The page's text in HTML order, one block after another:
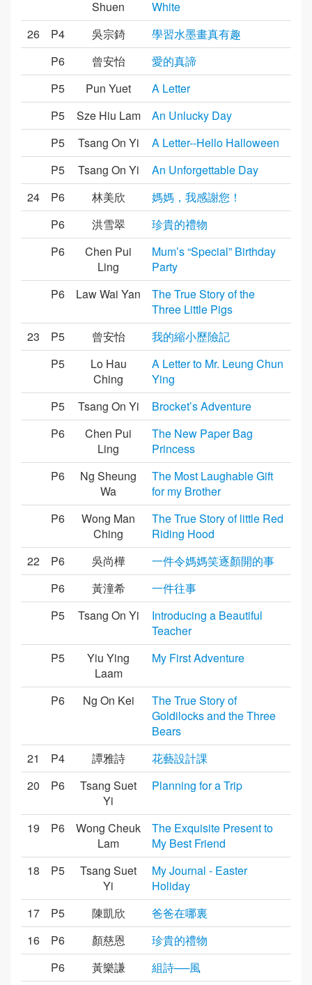
Shuen
White
26
P4 吳宗錡
學習水墨畫真有趣
P6
曾安怡
愛的真諦
P5
Pun Yuet
A Letter
P5
Sze Hiu Lam
An Unlucky Day
P5
Tsang On Yi
A Letter--Hello Halloween
P5
Tsang On Yi
An Unforgettable Day
24
P6 林美欣
媽媽，我感謝您！
P6
洪雪翠
珍貴的禮物
P6
Chen Pui
Ling
Mum’s “Special” Birthday
Party
P6
Law Wai Yan
The True Story of the
Three Little Pigs
23
P5 曾安怡
我的縮小歷險記
P5
Lo Hau
Ching
A Letter to Mr. Leung Chun
Ying
P5
Tsang On Yi
Brocket’s Adventure
P6
Chen Pui
Ling
The New Paper Bag
Princess
P6
Ng Sheung
Wa
The Most Laughable Gift
for my Brother
P6
Wong Man
Ching
The True Story of little Red
Riding Hood
22
P6 吳尚樺
一件令媽媽笑逐顏開的事
P6
黃潼希
一件往事
P5
Tsang On Yi
Introducing a Beautiful
Teacher
P5
Yiu Ying
Laam
My First Adventure
P6 Ng On Kei
The True Story of
Goldilocks and the Three
Bears
21
P4 譚雅詩
花藝設計課
20
P6
Tsang Suet
Yi
Planning for a Trip
19 P6
Wong Cheuk
Lam
The Exquisite Present to
My Best Friend
18
P5
Tsang Suet
Yi
My Journal - Easter
Holiday
17
P5 陳凱欣
爸爸在哪裏
16
P6 顏慈恩
珍貴的禮物
P6
黃樂謙 組詩──風